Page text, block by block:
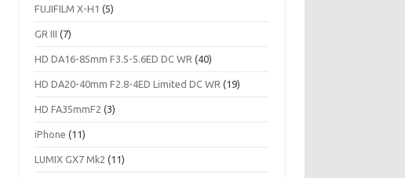
FUJIFILM X-H1 (5)
GR III (7)
HD DA16-85mm F3.5-5.6ED DC WR (40)
HD DA20-40mm F2.8-4ED Limited DC WR (19)
HD FA35mmF2 (3)
iPhone (11)
LUMIX GX7 Mk2 (11)